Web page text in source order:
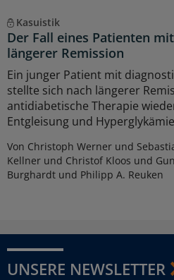
Kasuistik
Der Fall eines Patienten
längerer Remission
Ein junger Patient mit
stellte sich nach längerer
antidiabetische Therapie
Entgleisung und
Von Christoph Werner und
Kellner und Christof Kloos und
Burghardt und Philipp A. Reuken
UNSERE NEWSLETTER